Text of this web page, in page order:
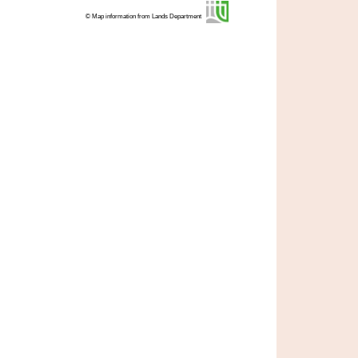
© Map information from Lands Department